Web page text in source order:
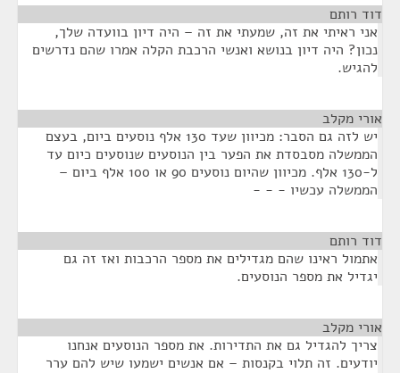
דוד רותם
אני ראיתי את זה, שמעתי את זה – היה דיון בוועדה שלך,
נכון? היה דיון בנושא ואנשי הרכבת הקלה אמרו שהם נדרשים
להגיש.
אורי מקלב
יש לזה גם הסבר: מכיוון שעד 130 אלף נוסעים ביום, בעצם
הממשלה מסבסדת את הפער בין הנוסעים שנוסעים כיום עד
ל-130 אלף. מכיוון שהיום נוסעים 90 או 100 אלף ביום –
הממשלה עכשיו - - -
דוד רותם
אתמול ראינו שהם מגדילים את מספר הרכבות ואז זה גם
יגדיל את מספר הנוסעים.
אורי מקלב
צריך להגדיל גם את התדירות. את מספר הנוסעים אנחנו
יודעים. זה תלוי בקנסות – אם אנשים ישמעו שיש להם ערר